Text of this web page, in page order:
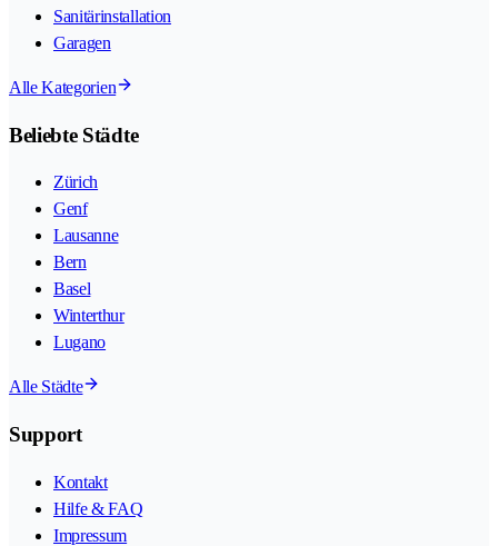
Sanitärinstallation
Garagen
Alle Kategorien
Beliebte Städte
Zürich
Genf
Lausanne
Bern
Basel
Winterthur
Lugano
Alle Städte
Support
Kontakt
Hilfe & FAQ
Impressum